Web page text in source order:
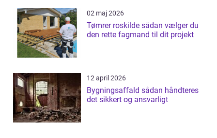
02 maj 2026
Tømrer roskilde sådan vælger du
den rette fagmand til dit projekt
12 april 2026
Bygningsaffald sådan håndteres
det sikkert og ansvarligt